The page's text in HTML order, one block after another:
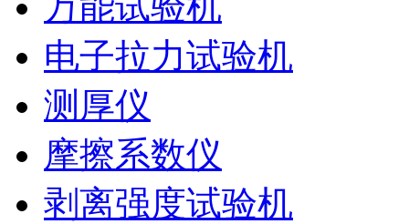
电子拉力试验机
测厚仪
摩擦系数仪
剥离强度试验机